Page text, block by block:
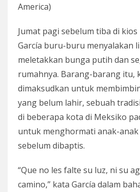
America)
Jumat pagi sebelum tiba di
García buru-buru menyalakan
meletakkan bunga putih dan
rumahnya. Barang-barang itu,
dimaksudkan untuk
yang belum lahir, sebuah
di beberapa kota di Meksiko
untuk menghormati anak-
sebelum dibaptis.
“Que no les falte su luz, ni su
camino,” kata García dalam